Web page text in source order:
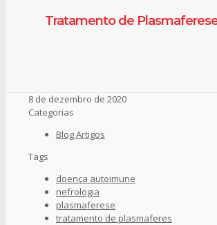
Tratamento de
8 de dezembro de 2020
Categorias
Blog Artigos
Tags
doença autoimune
nefrologia
plasmaferese
tratamento de plasmaferes